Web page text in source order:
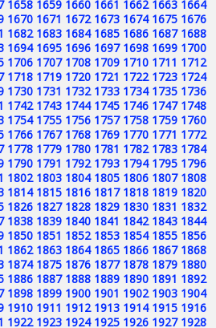
1658 1659 1660 1661 1662 1663 1664
1670 1671 1672 1673 1674 1675 1676
1682 1683 1684 1685 1686 1687 1688
1694 1695 1696 1697 1698 1699 1700
1706 1707 1708 1709 1710 1711 1712
1718 1719 1720 1721 1722 1723 1724
1730 1731 1732 1733 1734 1735 1736
1742 1743 1744 1745 1746 1747 1748
1754 1755 1756 1757 1758 1759 1760
1766 1767 1768 1769 1770 1771 1772
1778 1779 1780 1781 1782 1783 1784
1790 1791 1792 1793 1794 1795 1796
1802 1803 1804 1805 1806 1807 1808
1814 1815 1816 1817 1818 1819 1820
1826 1827 1828 1829 1830 1831 1832
1838 1839 1840 1841 1842 1843 1844
1850 1851 1852 1853 1854 1855 1856
1862 1863 1864 1865 1866 1867 1868
1874 1875 1876 1877 1878 1879 1880
1886 1887 1888 1889 1890 1891 1892
1898 1899 1900 1901 1902 1903 1904
1910 1911 1912 1913 1914 1915 1916
1922 1923 1924 1925 1926 1927 1928